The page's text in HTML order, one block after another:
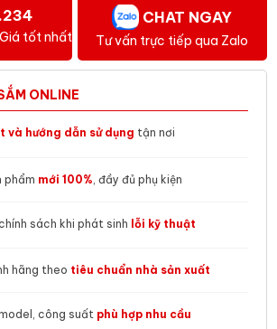
tốt nhất
CHAT NGAY
Tư vấn trực tiếp qua Zalo
ONLINE
và hướng dẫn sử dụng tận nơi
phẩm mới 100% , đầy đủ phụ kiện
sách khi phát sinh lỗi kỹ thuật
hãng theo tiêu chuẩn nhà sản xuất
công suất phù hợp nhu cầu